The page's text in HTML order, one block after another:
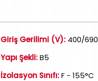
Giriş Gerilimi (V):400/690
Yapı Şekli:B5
İzolasyon Sınıfı:F - 155°C